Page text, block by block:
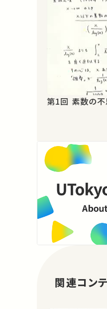
第1回 素数
関連コン